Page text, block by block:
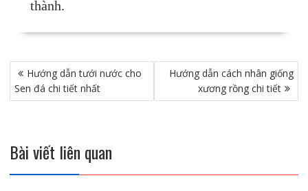
thành.
Điều
hướng
bài
Hướng dẫn tưới nước cho
Sen đá chi tiết nhất
Hướng dẫn cách nhân giống
xương rồng chi tiết
Bài viết liên quan